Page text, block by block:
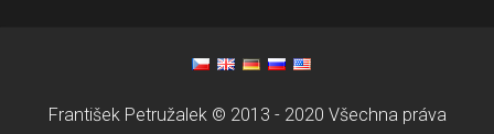
František Petružalek © 2013 - 2020 Všechna práva